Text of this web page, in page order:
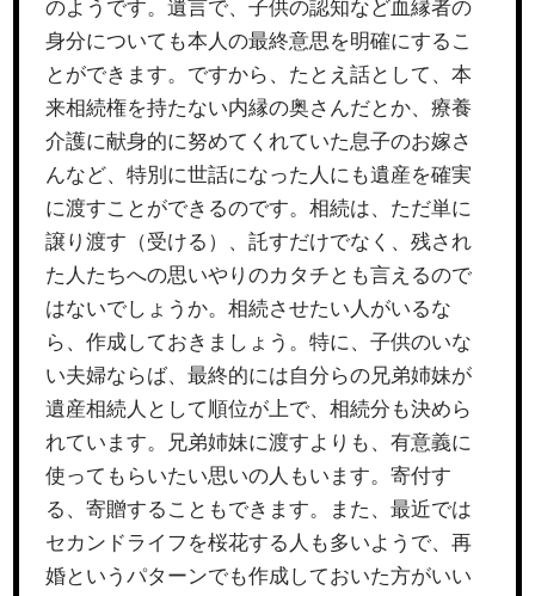
のようです。遺言で、子供の認知など血縁者の
身分についても本人の最終意思を明確にするこ
とができます。ですから、たとえ話として、本
来相続権を持たない内縁の奥さんだとか、療養
介護に献身的に努めてくれていた息子のお嫁さ
んなど、特別に世話になった人にも遺産を確実
に渡すことができるのです。相続は、ただ単に
譲り渡す（受ける）、託すだけでなく、残され
た人たちへの思いやりのカタチとも言えるので
はないでしょうか。相続させたい人がいるな
ら、作成しておきましょう。特に、子供のいな
い夫婦ならば、最終的には自分らの兄弟姉妹が
遺産相続人として順位が上で、相続分も決めら
れています。兄弟姉妹に渡すよりも、有意義に
使ってもらいたい思いの人もいます。寄付す
る、寄贈することもできます。また、最近では
セカンドライフを桜花する人も多いようで、再
婚というパターンでも作成しておいた方がいい